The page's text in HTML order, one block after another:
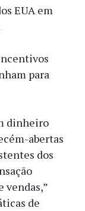
EUA em
para
dinheiro
abertas
dos
vendas,”
de